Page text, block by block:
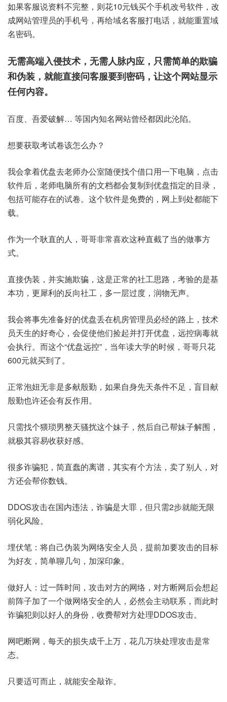
如果客服说资料不完整，则花10元钱买个手机改号软件，改
成网站管理员的手机号，再给域名客服打电话，就能重置域
名密码。
无需高端入侵技术，无需人脉内应，只需简单的欺骗
和伪装，就能直接问客服要到密码，让这个网站显示
任何内容。
百度、吾爱破解… 等国内知名网站曾经都因此沦陷。
想要获取考试卷该怎么办？
我会拿着优盘去老师办公室随便找个借口用一下电脑，点击
软件后，老师电脑所有的文档都会复制到优盘指定的目录，
包括可能存在的试卷。这个软件是免费的，网上到处都能下
载。
作为一个耿直的人，哥哥非常喜欢这种直截了当的做事方
式。
直接伪装，并实施欺骗，这是正常的社工思路，考验的是基
本功，更犀利的反向社工，多一层过度，润物无声。
我会将事先准备好的优盘丢在机房管理员必经的路上，技术
员天生的好奇心，会促使他们捡起并打开优盘，远控病毒就
会执行。而这个“优盘远控”，当年读大学的时候，哥哥只花
600元就买到了。
正常泡妞无非是多献殷勤，如果自身先天条件不足，盲目献
殷勤也许还会有反作用。
只需找个猥琐男整天骚扰这个妹子，然后自己帮妹子解围，
就极其容易收获好感。
很多诈骗犯，简直蠢的离谱，其实有个方法，卖了别人，对
方还会帮你数钱。
DDOS攻击在国内违法，诈骗是大罪，但只需2步就能无限
弱化风险。
埋伏笔：将自己伪装为网络安全人员，提前加要攻击的目标
为好友，简单聊几句，加深印象。
做好人：过一阵时间，攻击对方的网络，对方断网后会想起
前阵子加了一个做网络安全的人，必然会主动联系，而此时
诈骗犯则以好人的身份，收费帮对方处理DDOS攻击。
网吧断网，每天的损失成千上万，花几万块处理攻击是常
态。
只要适可而止，就能安全敲诈。